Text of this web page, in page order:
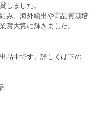
しました。
み、海外輸出や高品質栽培
賞大賞に輝きました。
品中です。詳しくは下の